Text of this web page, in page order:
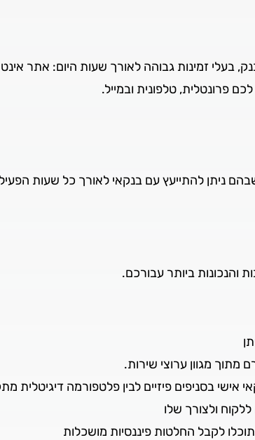
בעלי זמינות גבוהה לאורך שעות היום: אתר
פרונטלית, טלפונית ובמייל.
ניתן להתייעץ עם בנקאי לאורך כל שעות
והנכונות ביותר עבורכם.
מתוך מגוון ערוצי שירות.
אישי בסניפים פיזיים לבין פלטפורמה דיגיטלית
ולצורך שלו
לקבל החלטות פיננסיות מושכלות